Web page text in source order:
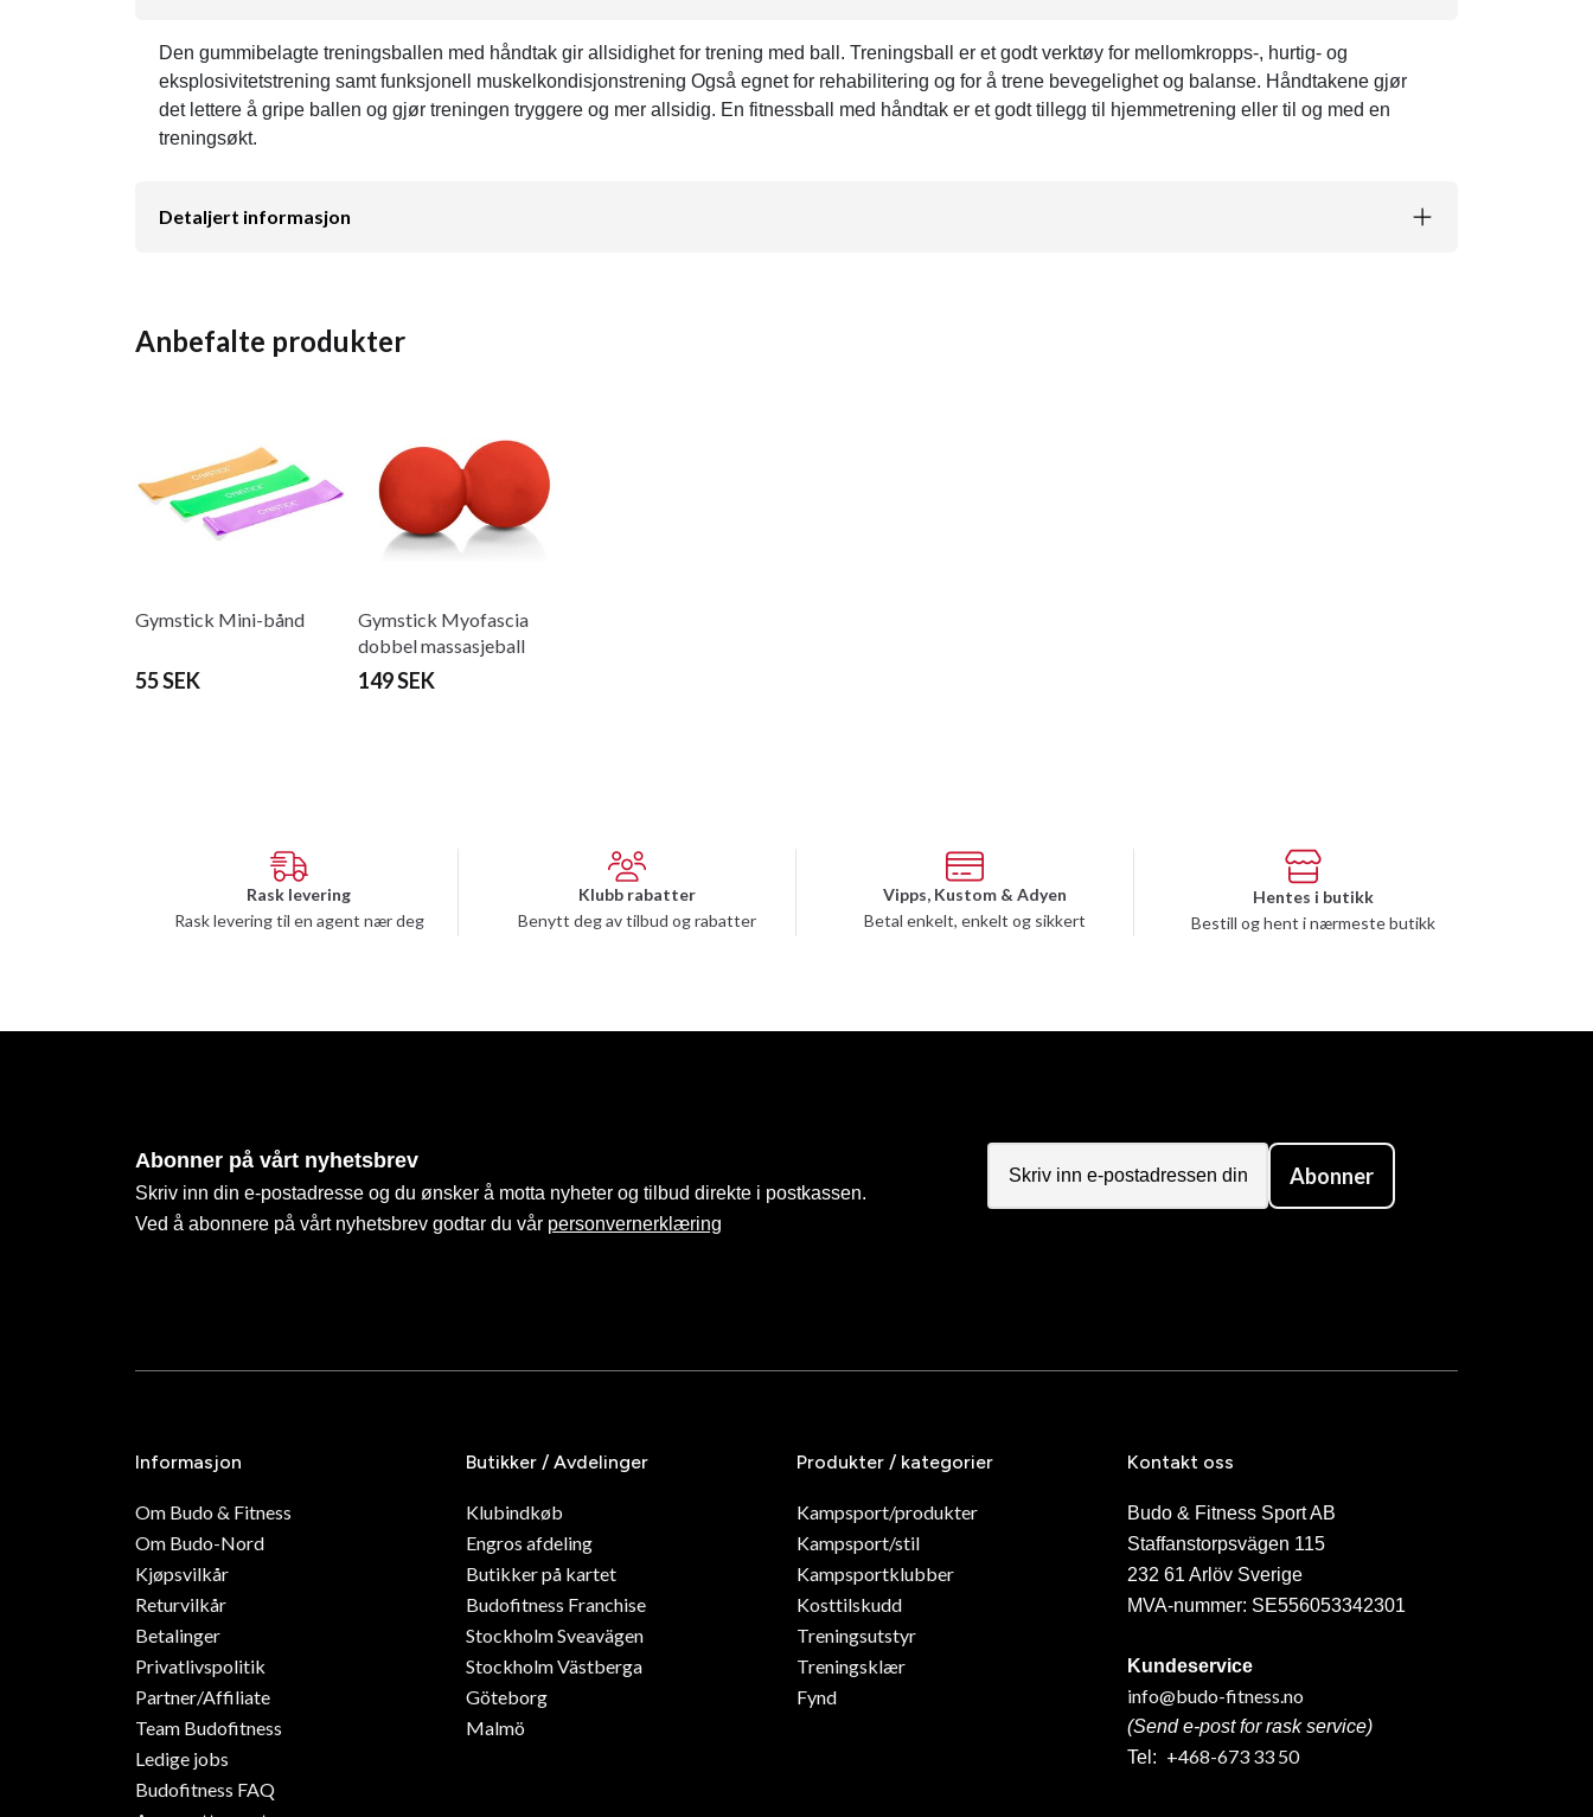
Den gummibelagte treningsballen med håndtak gir allsidighet for trening med ball. Treningsball er et godt verktøy for mellomkropps-, hurtig- og
eksplosivitetstrening samt funksjonell muskelkondisjonstrening Også egnet for rehabilitering og for å trene bevegelighet og balanse. Håndtakene gjør
det lettere å gripe ballen og gjør treningen tryggere og mer allsidig. En fitnessball med håndtak er et godt tillegg til hjemmetrening eller til og med en
treningsøkt.
Detaljert informasjon
Anbefalte produkter
Gymstick Mini-bånd
55 SEK
Gymstick Myofascia
dobbel massasjeball
149 SEK
Rask levering
Rask levering til en agent nær deg
Klubb rabatter
Benytt deg av tilbud og rabatter
Vipps, Kustom & Adyen
Betal enkelt, enkelt og sikkert
Hentes i butikk
Bestill og hent i nærmeste butikk
Abonner på vårt nyhetsbrev
Skriv inn din e-postadresse og du ønsker å motta nyheter og tilbud direkte i postkassen.
Ved å abonnere på vårt nyhetsbrev godtar du vår personvernerklæring
Abonner
Informasjon
Om Budo & Fitness
Om Budo-Nord
Kjøpsvilkår
Returvilkår
Betalinger
Privatlivspolitik
Partner/Affiliate
Team Budofitness
Ledige jobs
Budofitness FAQ
Butikker / Avdelinger
Klubindkøb
Engros afdeling
Butikker på kartet
Budofitness Franchise
Stockholm Sveavägen
Stockholm Västberga
Göteborg
Malmö
Produkter / kategorier
Kampsport/produkter
Kampsport/stil
Kampsportklubber
Kosttilskudd
Treningsutstyr
Treningsklær
Fynd
Kontakt oss
Budo & Fitness Sport AB
Staffanstorpsvägen 115
232 61 Arlöv Sverige
MVA-nummer: SE556053342301
Kundeservice
info@budo-fitness.no
(Send e-post for rask service)
Tel: +468-673 33 50